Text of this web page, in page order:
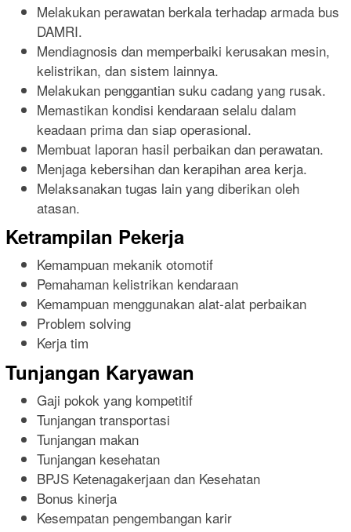
Melakukan perawatan berkala terhadap armada bus
DAMRI.
Mendiagnosis dan memperbaiki kerusakan mesin,
kelistrikan, dan sistem lainnya.
Melakukan penggantian suku cadang yang rusak.
Memastikan kondisi kendaraan selalu dalam
keadaan prima dan siap operasional.
Membuat laporan hasil perbaikan dan perawatan.
Menjaga kebersihan dan kerapihan area kerja.
Melaksanakan tugas lain yang diberikan oleh
atasan.
Ketrampilan Pekerja
Kemampuan mekanik otomotif
Pemahaman kelistrikan kendaraan
Kemampuan menggunakan alat-alat perbaikan
Problem solving
Kerja tim
Tunjangan Karyawan
Gaji pokok yang kompetitif
Tunjangan transportasi
Tunjangan makan
Tunjangan kesehatan
BPJS Ketenagakerjaan dan Kesehatan
Bonus kinerja
Kesempatan pengembangan karir